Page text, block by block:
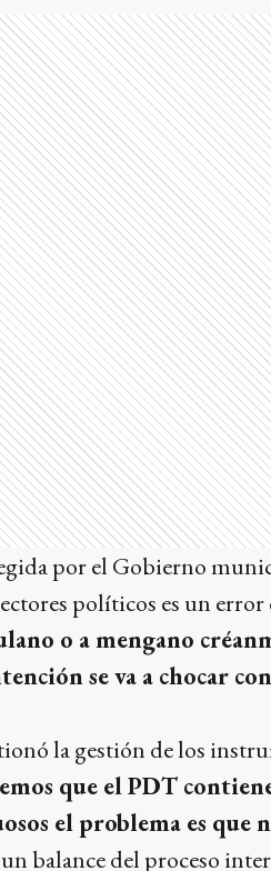
por el Gobierno
políticos es un
o a mengano
se va a chocar
la gestión de los
que el PDT
el problema es que
balance del proceso